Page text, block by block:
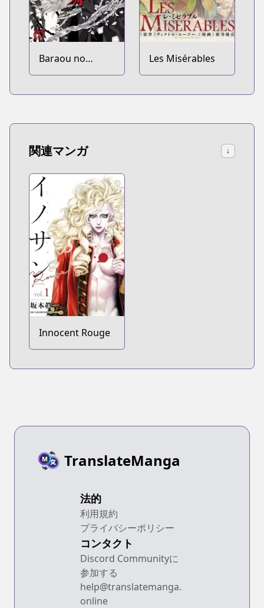
Baraou no
Souretsu
Les Misérables
関連マンガ ↓
Innocent Rouge
TranslateManga
法的
利用規約
プライバシーポリシー
コンタクト
Discord Communityに
参加する
help@translatemanga.
online